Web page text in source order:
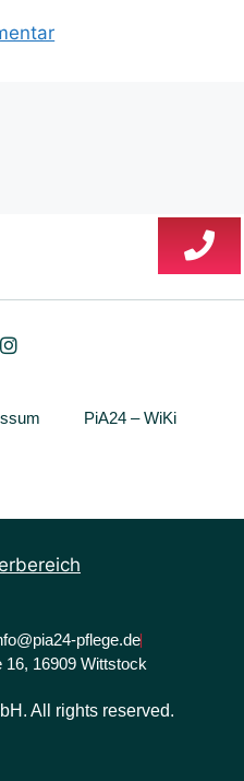
PiA24 – WiKi
All rights reserved.
pflege.de
16, 16909 Wittstock